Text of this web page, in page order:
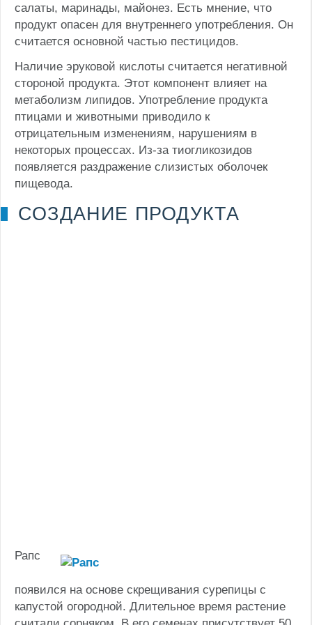
салаты, маринады, майонез. Есть мнение, что
продукт опасен для внутреннего употребления. Он
считается основной частью пестицидов.
Наличие эруковой кислоты считается негативной
стороной продукта. Этот компонент влияет на
метаболизм липидов. Употребление продукта
птицами и животными приводило к
отрицательным изменениям, нарушениям в
некоторых процессах. Из-за тиогликозидов
появляется раздражение слизистых оболочек
пищевода.
СОЗДАНИЕ ПРОДУКТА
Рапс
появился на основе скрещивания сурепицы с
капустой огородной. Длительное время растение